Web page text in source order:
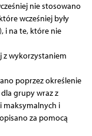
nie stosowano
wcześniej były
i na te, które nie
z wykorzystaniem
poprzez określenie
grupy wraz z
maksymalnych i
za pomocą